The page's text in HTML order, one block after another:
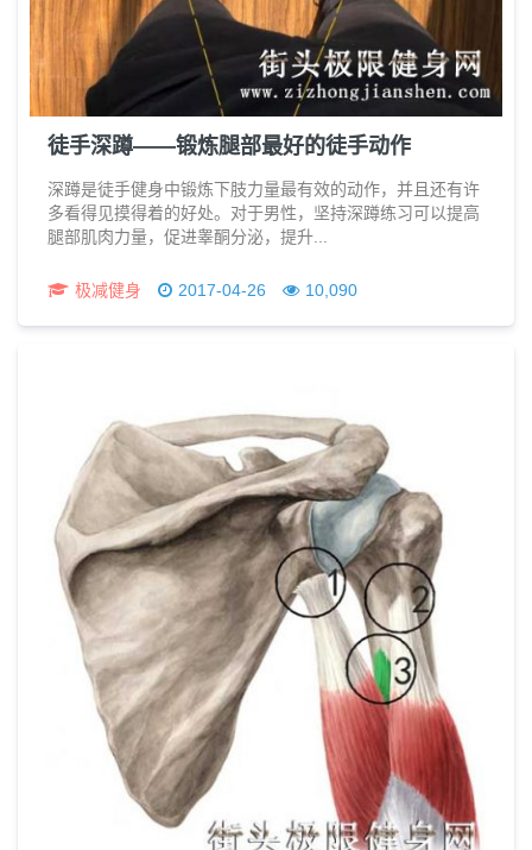
徒手深蹲——锻炼腿部最好的徒手动作
深蹲是徒手健身中锻炼下肢力量最有效的动作，并且还有许
多看得见摸得着的好处。对于男性，坚持深蹲练习可以提高
腿部肌肉力量，促进睾酮分泌，提升...
极减健身 2017-04-26 10,090